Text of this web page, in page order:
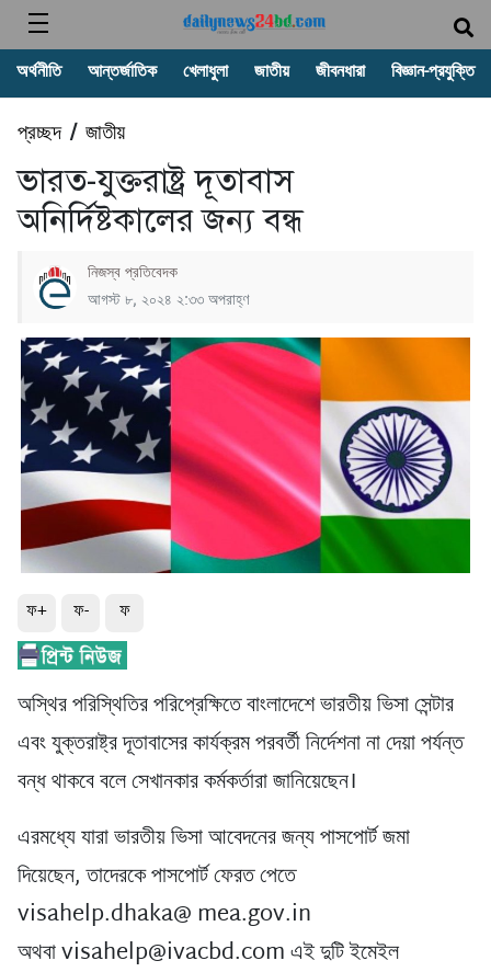
অর্থনীতি আন্তর্জাতিক খেলাধুলা জাতীয় জীবনধারা বিজ্ঞান-প্রযুক্তি
প্রচ্ছদ/ জাতীয়
ভারত-যুক্তরাষ্ট্র দূতাবাস
অনির্দিষ্টকালের জন্য বন্ধ
নিজস্ব প্রতিবেদক
আগস্ট ৮, ২০২৪ ২:৩৩ অপরাহ্ণ
ফ+ ফ- ফ
অস্থির পরিস্থিতির পরিপ্রেক্ষিতে বাংলাদেশে ভারতীয় ভিসা সেন্টার
এবং যুক্তরাষ্ট্র দূতাবাসের কার্যক্রম পরবর্তী নির্দেশনা না দেয়া পর্যন্ত
বন্ধ থাকবে বলে সেখানকার কর্মকর্তারা জানিয়েছেন।
এরমধ্যে যারা ভারতীয় ভিসা আবেদনের জন্য পাসপোর্ট জমা
দিয়েছেন, তাদেরকে পাসপোর্ট ফেরত পেতে
visahelp.dhaka@ mea.gov.in
অথবা visahelp@ivacbd.com এই দুটি ইমেইল